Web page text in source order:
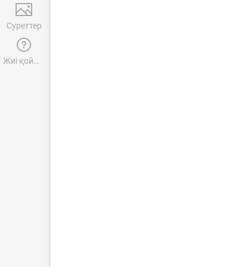
Суреттер
Жиі қойылатын сұрақтар